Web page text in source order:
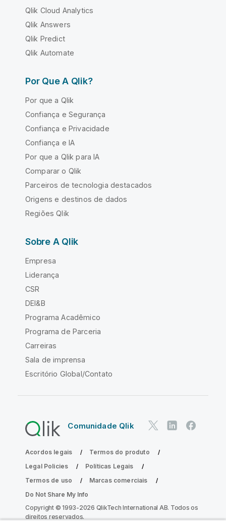
Qlik Cloud Analytics
Qlik Answers
Qlik Predict
Qlik Automate
Por Que A Qlik?
Por que a Qlik
Confiança e Segurança
Confiança e Privacidade
Confiança e IA
Por que a Qlik para IA
Comparar o Qlik
Parceiros de tecnologia destacados
Origens e destinos de dados
Regiões Qlik
Sobre A Qlik
Empresa
Liderança
CSR
DEI&B
Programa Acadêmico
Programa de Parceria
Carreiras
Sala de imprensa
Escritório Global/Contato
Comunidade Qlik
Acordos legais
Termos do produto
Legal Policies
Políticas Legais
Termos de uso
Marcas comerciais
Do Not Share My Info
Copyright © 1993-2026 QlikTech International AB. Todos os
direitos reservados.